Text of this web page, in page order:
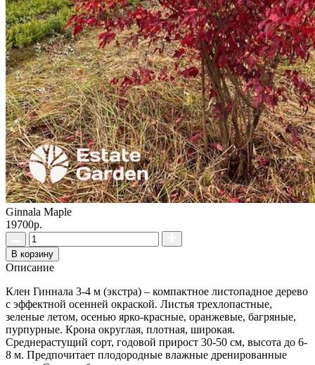
Ginnala Maple
19700р.
В корзину
Описание
Клен Гиннала 3-4 м (экстра) – компактное листопадное дерево
с эффектной осенней окраской. Листья трехлопастные,
зеленые летом, осенью ярко-красные, оранжевые, багряные,
пурпурные. Крона округлая, плотная, широкая.
Среднерастущий сорт, годовой прирост 30-50 см, высота до 6-
8 м. Предпочитает плодородные влажные дренированные